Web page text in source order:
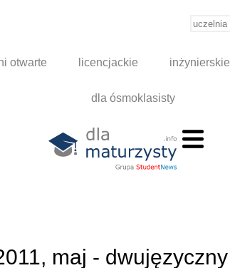
otwarte licencjackie inżynierskie
dla ósmoklasisty
maj - dwujęzyczny